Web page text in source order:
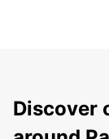
Discover